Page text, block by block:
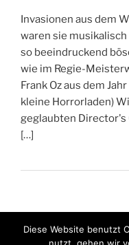
Invasionen aus dem
waren sie
so beeindruckend
wie im Regie-
Frank Oz aus dem
kleine Horrorladen)
geglaubten Director's
[…]
Diese Website benutzt